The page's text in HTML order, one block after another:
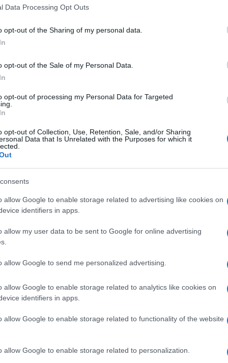
Data Processing Opt Outs
opt-out of the Sharing of my personal data.
opt-out of the Sale of my Personal Data.
opt-out of processing my Personal Data for Targeted
opt-out of Collection, Use, Retention, Sale, and/or Sharing
Data that Is Unrelated with the Purposes for which it
allow Google to enable storage related to advertising like cookies on
identifiers in apps.
allow my user data to be sent to Google for online advertising
allow Google to send me personalized advertising.
allow Google to enable storage related to analytics like cookies on
identifiers in apps.
allow Google to enable storage related to functionality of the website
allow Google to enable storage related to personalization.
sportivo non si limita alla costruzione di campi da
da affrontare, come la necessità di parcheggi
ha parlato di un’area capace di ospitare fino a
e risorse ci vorranno per ottimizzare tutto
facilmente la struttura, tutto questo non rischia di
prevede la costruzione di dieci campi da calcio, di
una tribuna per la Primavera con almeno 600
pensare che un progetto di questa portata possa